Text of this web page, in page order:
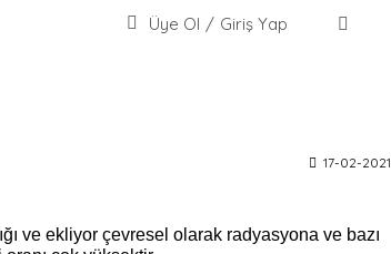
Üye Ol / Giriş Yap
17-02-2021
ve ekliyor çevresel olarak radyasyona ve bazı